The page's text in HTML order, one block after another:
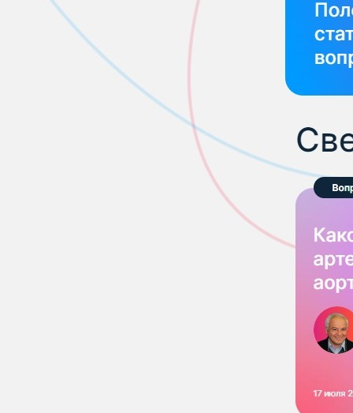
НАША ИСТОРИЯ
ЛИЦЕНЗИИ И СЕРТИФИКАТЫ
ИНФОРМАЦИЯ ОБ ОТОЗВАННЫХ
КАТАЛОГ ПРОДУКТОВ
ПРОИЗВОДСТВО И РАЗРАБОТКИ
ПОЛИТИКА В ОБЛАСТИ КАЧЕСТВА